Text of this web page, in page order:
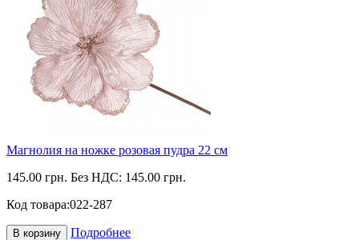
Магнолия на ножке розовая пудра 22 см
145.00 грн. Без НДС: 145.00 грн.
Код товара:022-287
В корзину
Подробнее